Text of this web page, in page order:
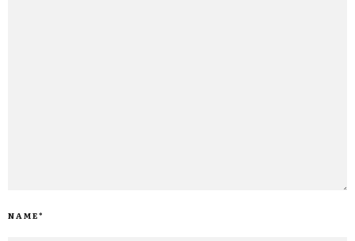
NAME*